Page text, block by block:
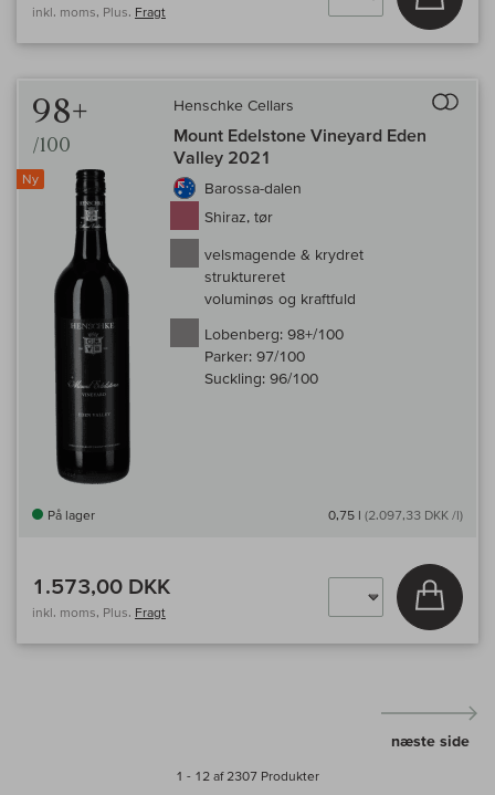
inkl. moms, Plus. Fragt
98+
/100
Ny
Henschke Cellars
Mount Edelstone Vineyard Eden
Valley 2021
Barossa-dalen
Shiraz, tør
velsmagende & krydret
struktureret
voluminøs og kraftfuld
Lobenberg: 98+/100
Parker: 97/100
Suckling: 96/100
På lager 0,75 l (2.097,33 DKK /l)
1.573,00 DKK
inkl. moms, Plus. Fragt
Læg i
1 - 12 af 2307 Produkter
næste side